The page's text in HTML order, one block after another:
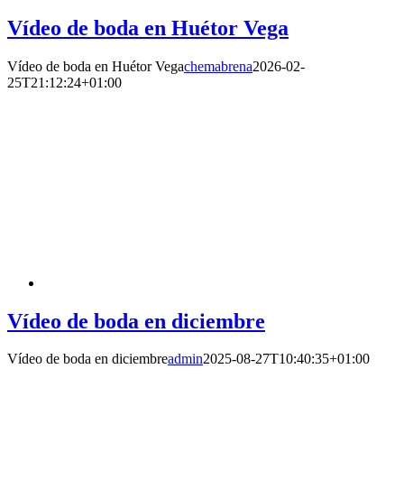
Vídeo de boda en Huétor Vega
Vídeo de boda en Huétor Vegachemabrena2026-02-
25T21:12:24+01:00
Vídeo de boda en diciembre
Vídeo de boda en diciembreadmin2025-08-27T10:40:35+01:00